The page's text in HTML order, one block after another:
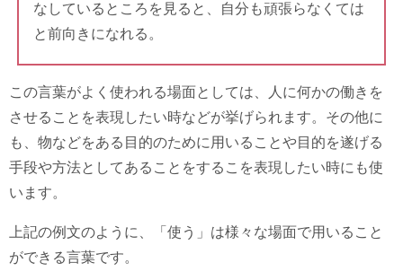
なしているところを見ると、自分も頑張らなくては
と前向きになれる。
この言葉がよく使われる場面としては、人に何かの働きを
させることを表現したい時などが挙げられます。その他に
も、物などをある目的のために用いることや目的を遂げる
手段や方法としてあることをするこを表現したい時にも使
います。
上記の例文のように、「使う」は様々な場面で用いること
ができる言葉です。